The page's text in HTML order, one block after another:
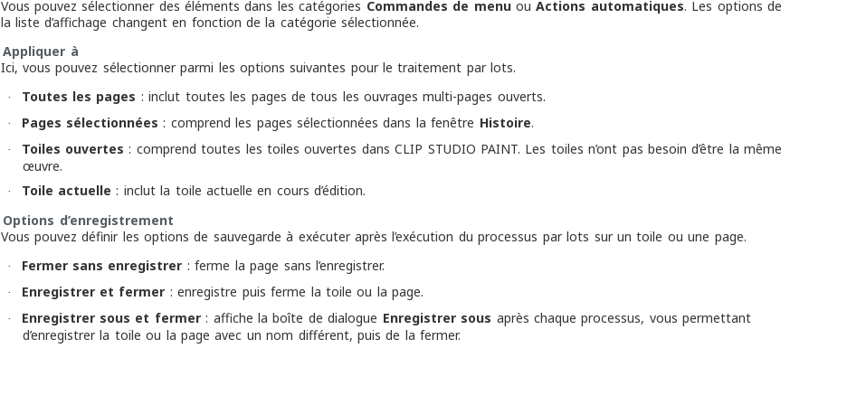
Vous pouvez sélectionner des éléments dans les catégories Commandes de menuouActions automatiques. Les options de
la liste d’affichage changent en fonction de la catégorie sélectionnée.
Appliquer à
Ici, vous pouvez sélectionner parmi les options suivantes pour le traitement par lots.
· Toutes les pages : inclut toutes les pages de tous les ouvrages multi-pages ouverts.
· Pages sélectionnées : comprend les pages sélectionnées dans la fenêtre Histoire.
· Toiles ouvertes : comprend toutes les toiles ouvertes dans CLIP STUDIO PAINT. Les toiles n’ont pas besoin d’être la même
œuvre.
· Toile actuelle : inclut la toile actuelle en cours d’édition.
Options d’enregistrement
Vous pouvez définir les options de sauvegarde à exécuter après l’exécution du processus par lots sur un toile ou une page.
· Fermer sans enregistrer : ferme la page sans l’enregistrer.
· Enregistrer et fermer : enregistre puis ferme la toile ou la page.
· Enregistrer sous et fermer: affiche la boîte de dialogue Enregistrer sous après chaque processus, vous permettant
d’enregistrer la toile ou la page avec un nom différent, puis de la fermer.